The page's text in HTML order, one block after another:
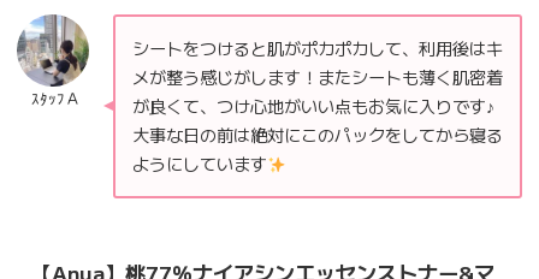
ｽﾀｯﾌＡ
シートをつけると肌がポカポカして、利用後はキ
メが整う感じがします！またシートも薄く肌密着
が良くて、つけ心地がいい点もお気に入りです♪
大事な日の前は絶対にこのパックをしてから寝る
ようにしています
【Anua】桃77％ナイアシンエッセンストナー&マ